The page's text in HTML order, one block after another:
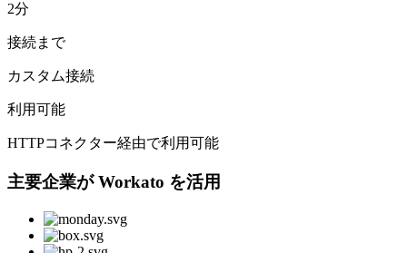
2分
接続まで
カスタム接続
利用可能
HTTPコネクター経由で利用可能
主要企業が Workato を活用